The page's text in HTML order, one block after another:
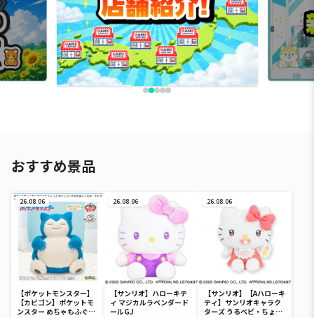
おすすめ景品
26.08.06
【ポケットモンスター】
【カビゴン】ポケットモ
ンスター めちゃもふぐっ
26.08.06
【サンリオ】ハローキテ
ィ マジカルラベンダード
ールGJ
26.08.06
【サンリオ】【Aハローキ
ティ】サンリオキャラク
ターズ うるベビ・ちょい